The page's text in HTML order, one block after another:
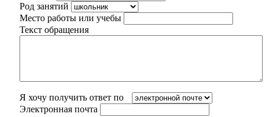
Род занятий
Место работы или учебы
Текст обращения
Я хочу получить ответ по
Электронная почта